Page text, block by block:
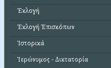
Ἐκλογή
Ἐκλογή Ἐπισκόπων
Ἱστορικά
Ἱερώνυμος - Δικτατορία